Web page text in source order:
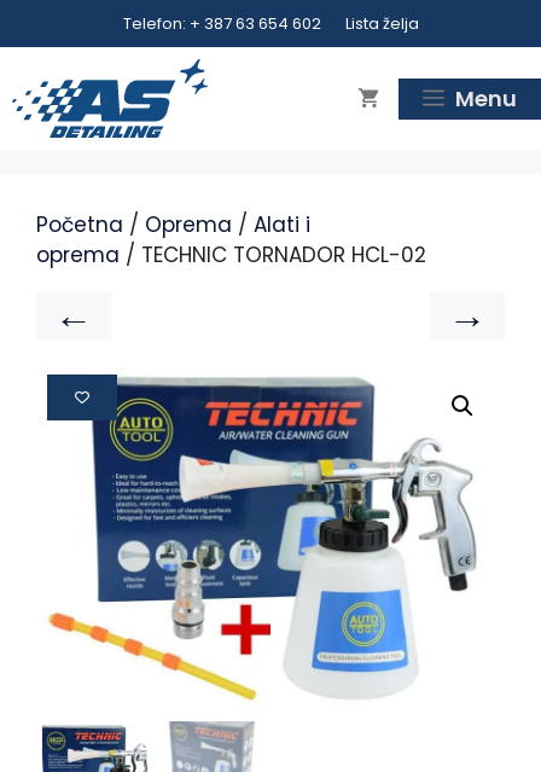
Telefon: + 387 63 654 602 Lista želja
Menu
Početna / Oprema / Alati i
oprema / TECHNIC TORNADOR HCL-02
← →